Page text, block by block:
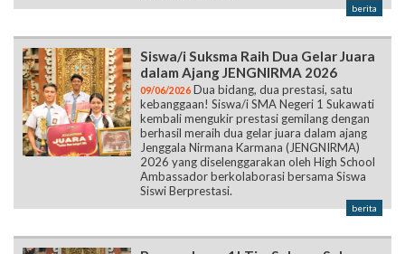
berita
Siswa/i Suksma Raih Dua Gelar Juara
dalam Ajang JENGNIRMA 2026
09/06/2026 Dua bidang, dua prestasi, satu
kebanggaan! Siswa/i SMA Negeri 1 Sukawati
kembali mengukir prestasi gemilang dengan
berhasil meraih dua gelar juara dalam ajang
Jenggala Nirmana Karmana (JENGNIRMA)
2026 yang diselenggarakan oleh High School
Ambassador berkolaborasi bersama Siswa
Siswi Berprestasi.
berita